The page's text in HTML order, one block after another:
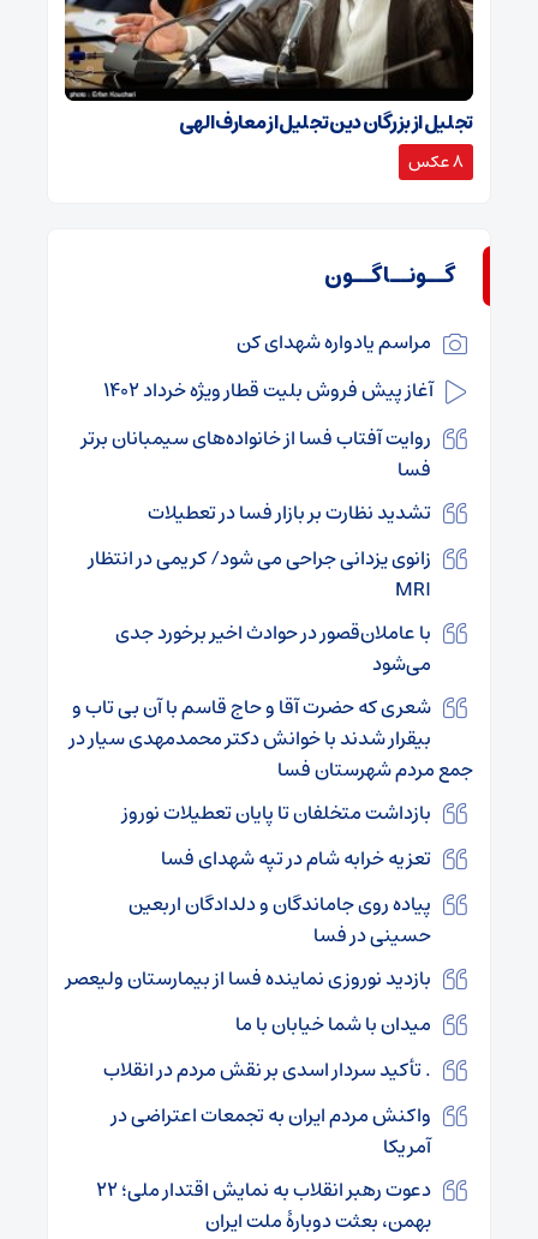
تجلیل از بزرگان دین تجلیل از معارف الهی
8 عکس
گــونــاگــون
مراسم یادواره شهدای کن
آغاز پیش فروش بلیت قطار ویژه خرداد ۱۴۰۲
روایت آفتاب فسا از خانواده‌های سیمبانان برتر
فسا
تشدید نظارت بر بازار فسا در تعطیلات
زانوی یزدانی جراحی می شود/ کریمی در انتظار
MRI
با عاملان‌قصور در حوادث اخیر برخورد جدی
می‌شود
شعری که حضرت آقا و حاج قاسم با آن بی تاب و
بیقرار شدند با خوانش دکتر محمدمهدی سیار در
جمع مردم شهرستان فسا
بازداشت متخلفان تا پایان تعطیلات نوروز
تعزیه خرابه شام در تپه شهدای فسا
پیاده روی جاماندگان و دلدادگان اربعین
حسینی در فسا
بازدید نوروزی نماینده فسا از بیمارستان ولیعصر
میدان با شما خیابان با ما
. تأکید سردار اسدی بر نقش مردم در انقلاب
واکنش مردم ایران به تجمعات اعتراضی در
آمریکا
دعوت رهبر انقلاب به نمایش اقتدار ملی؛ ۲۲
بهمن، بعثت دوبارۀ ملت ایران